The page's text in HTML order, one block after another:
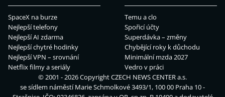
SpaceX na burze
Nejlepší telefony
Nejlepší AI zdarma
Nejlepší chytré hodinky
Nejlepší VPN – srovnání
Netflix filmy a seriály
Temu a clo
Spořicí účty
Superdávka – změny
Chybějící roky k důchodu
Minimální mzda 2027
Vedro v práci
© 2001 - 2026 CopyrightCZECH NEWS CENTER a.s.
se sídlem náměstí Marie Schmolkové 3493/1, 100 00 Praha 10 -